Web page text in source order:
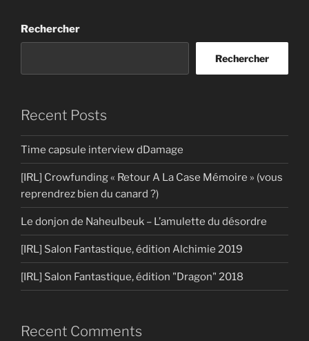
Rechercher
Rechercher
Recent Posts
Time capsule interview dDamage
[IRL] Crowfunding « Retour A La Case Mémoire » (vous
reprendrez bien du canard ?)
Le donjon de Naheulbeuk – L’amulette du désordre
[IRL] Salon Fantastique, édition Alchimie 2019
[IRL] Salon Fantastique, édition "Dragon" 2018
Recent Comments